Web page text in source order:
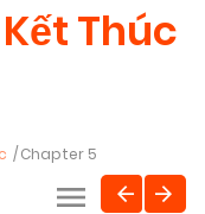
Thúc
Chapter 5